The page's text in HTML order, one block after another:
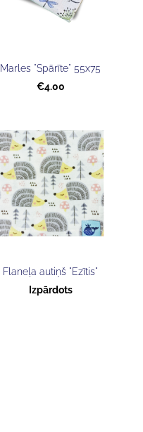
Marles "Spārīte" 55x75
€4.00
Flaneļa autiņš "Ezītis"
Izpārdots